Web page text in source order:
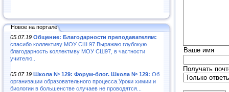
Новое на портале
05.07.19 Общение: Благодарности преподавателям:
спасибо коллективу МОУ СШ 97.Выражаю глубокую
благодарность коллектмву МОУ СШ97, в частности
учителю..
05.07.19 Школа № 129: Форум-блог. Школа № 129: Об
организации образовательного процесса.Уроки химии и
биологии в большенстве случаев не проводятся...
Ваше имя
Получать